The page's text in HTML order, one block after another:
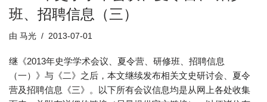
班、招聘信息（三）
由 马光 2013-07-01
继《2013年史学学术会议、夏令营、研修班、招聘信息
（一）》与《二》之后，本文继续发布相关文史研讨会、夏令
营及招聘信息《三》。以下所有会议信息均是从网上各处收集